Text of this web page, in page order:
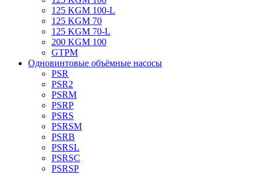
125 KGM 100-L
125 KGM 70
125 KGM 70-L
200 KGM 100
GTPM
Одновинтовые объёмные насосы
PSR
PSR2
PSRM
PSRP
PSRS
PSRSM
PSRB
PSRSL
PSRSC
PSRSP